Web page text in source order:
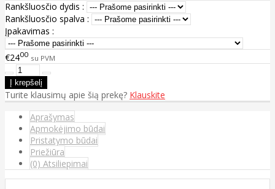
Rankšluosčio dydis :
Rankšluosčio spalva :
Įpakavimas :
€2400 su PVM
Turite klausimų apie šią prekę? Klauskite
Aprašymas
Apmokėjimo būdai
Pristatymo būdai
Priežiūra
(0) Atsiliepimai